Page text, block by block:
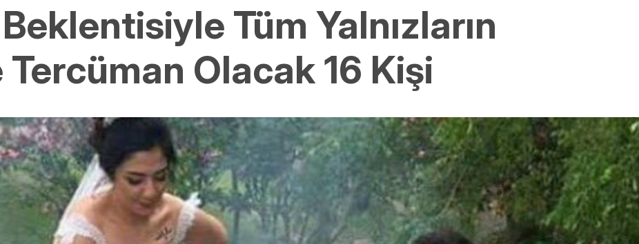
Tüm Yalnızların
Olacak 16 Kişi